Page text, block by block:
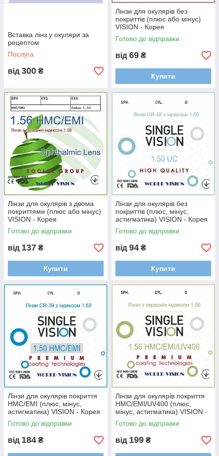
Вставка лінз у окуляри за
рецептом
Послуга
від 300 ₴
Лінзи для окулярів без
покриттів (плюс або мінус)
VISION - Корея
Готово до відправки
від 69 ₴
Купити
Лінзи для окулярів з двома
покриттями (плюс або мінус)
VISION - Корея
Готово до відправки
від 137 ₴
Купити
Лінзи для окулярів без
покриттів (плюс, мінус,
астигматика) VISION - Корея
Готово до відправки
від 94 ₴
Купити
Лінзи для окулярів покриття
HMC/EMI (плюс, мінус,
астигматика) VISION - Корея
Готово до відправки
від 184 ₴
Лінзи для окулярів покриття
HMC/EMI/UV400 (плюс,
мінус, астигматика) VISION -
Корея
Готово до відправки
від 199 ₴